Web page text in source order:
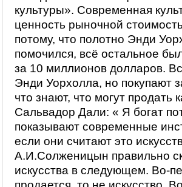
культуры». Современная
ценность рыночной
потому, что полотно Энди
помочился, всё остальное
за 10 миллионов долларов.
Энди Уорхолла, но покупают
что знают, что могут продать
Сальвадор Дали: « Я богат
показывают современные
если они считают это
А.И.Солженицын правильно
искусства в следующем. Во-